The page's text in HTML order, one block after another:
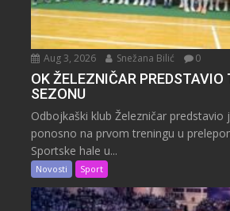
Aug 3, 2026 Snežana Bilić 0
OK ŽELEZNIČAR
SEZONU
Odbojkaški klub Železničar predstavio
ponosno na prvom treningu u
Sportske hale u...
Novosti Sport